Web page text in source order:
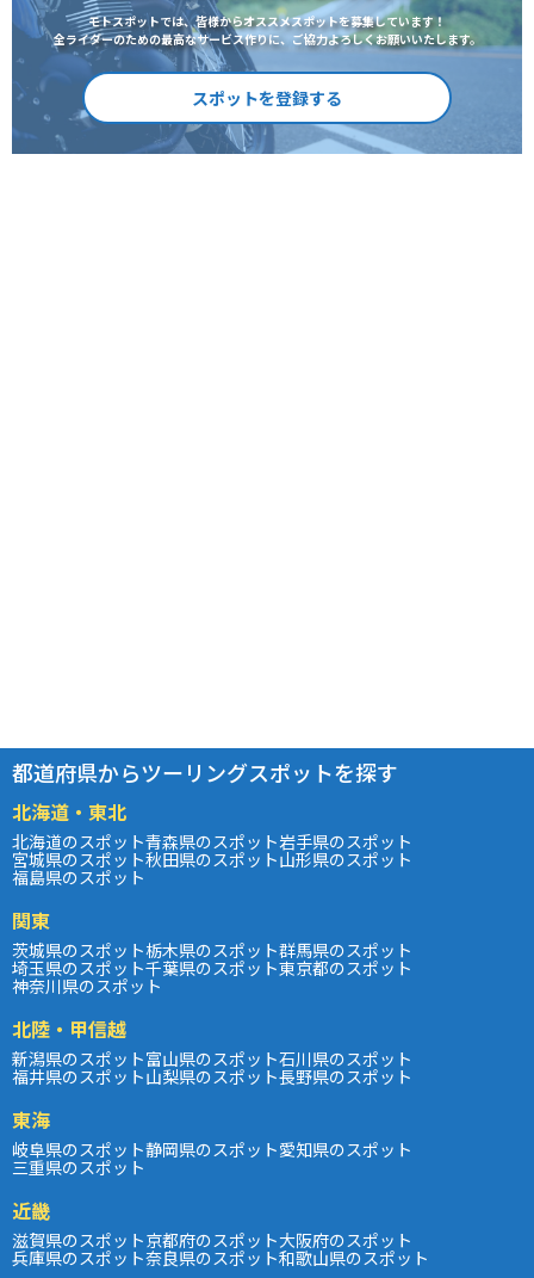
モトスポットでは、皆様からオススメスポットを募集しています！
全ライダーのための最高なサービス作りに、ご協力よろしくお願いいたします。
スポットを登録する
都道府県からツーリングスポットを探す
北海道・東北
北海道のスポット青森県のスポット岩手県のスポット
宮城県のスポット秋田県のスポット山形県のスポット
福島県のスポット
関東
茨城県のスポット栃木県のスポット群馬県のスポット
埼玉県のスポット千葉県のスポット東京都のスポット
神奈川県のスポット
北陸・甲信越
新潟県のスポット富山県のスポット石川県のスポット
福井県のスポット山梨県のスポット長野県のスポット
東海
岐阜県のスポット静岡県のスポット愛知県のスポット
三重県のスポット
近畿
滋賀県のスポット京都府のスポット大阪府のスポット
兵庫県のスポット奈良県のスポット和歌山県のスポット